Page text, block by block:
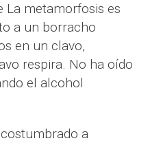
La metamorfosis es
a un borracho
en un clavo,
respira. No ha oído
el alcohol
a